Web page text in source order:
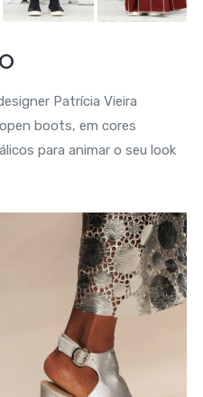
Patrícia Vieira
boots, em cores
para animar o seu look